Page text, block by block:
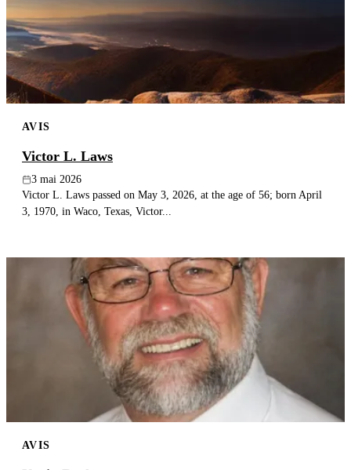
AVIS
Victor L. Laws
3 mai 2026
Victor L. Laws passed on May 3, 2026, at the age of 56; born April
3, 1970, in Waco, Texas, Victor...
AVIS